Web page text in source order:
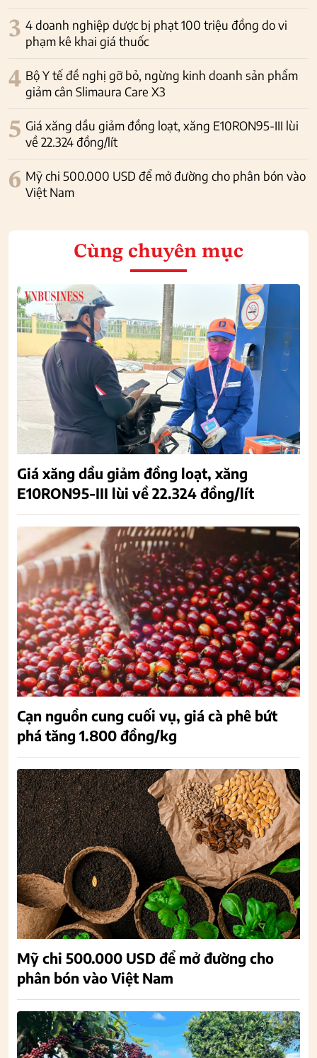
3 4 doanh nghiệp dược bị phạt 100 triệu đồng do vi
phạm kê khai giá thuốc
4 Bộ Y tế đề nghị gỡ bỏ, ngừng kinh doanh sản phẩm
giảm cân Slimaura Care X3
5 Giá xăng dầu giảm đồng loạt, xăng E10RON95-III lùi
về 22.324 đồng/lít
6 Mỹ chi 500.000 USD để mở đường cho phân bón vào
Việt Nam
Cùng chuyên mục
Giá xăng dầu giảm đồng loạt, xăng
E10RON95-III lùi về 22.324 đồng/lít
Cạn nguồn cung cuối vụ, giá cà phê bứt
phá tăng 1.800 đồng/kg
Mỹ chi 500.000 USD để mở đường cho
phân bón vào Việt Nam